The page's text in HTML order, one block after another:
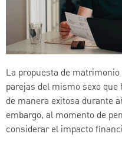
La propuesta de
parejas del mismo sexo
de manera exitosa durante
embargo, al momento de
considerar el impacto